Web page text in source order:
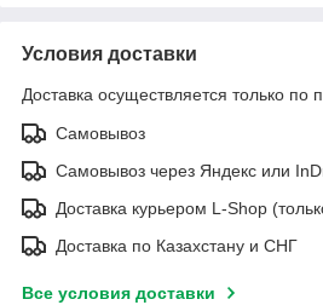
Условия доставки
Доставка осуществляется только по
Самовывоз
Самовывоз через Яндекс или
Доставка курьером L-Shop
Доставка по Казахстану и СНГ
Все условия доставки